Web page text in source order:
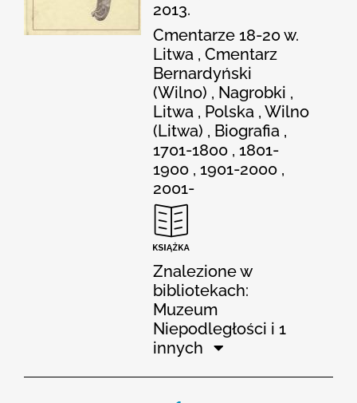
2013.
Cmentarze 18-20 w.
Litwa , Cmentarz
Bernardyński
(Wilno) , Nagrobki ,
Litwa , Polska , Wilno
(Litwa) , Biografia ,
1701-1800 , 1801-
1900 , 1901-2000 ,
2001-
Znalezione w
bibliotekach:
Muzeum
Niepodległości i 1
innych